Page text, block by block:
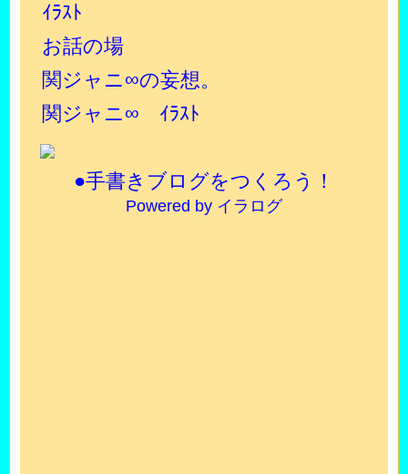
ｲﾗｽﾄ
お話の場
関ジャニ∞の妄想。
関ジャニ∞ ｲﾗｽﾄ
●手書きブログをつくろう！
Powered by イラログ